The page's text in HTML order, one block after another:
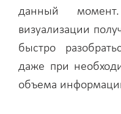
данный
визуализации
быстро
даже при
объема